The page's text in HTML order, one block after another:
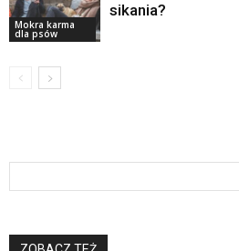
Mokra karma
dla psów
sikania?